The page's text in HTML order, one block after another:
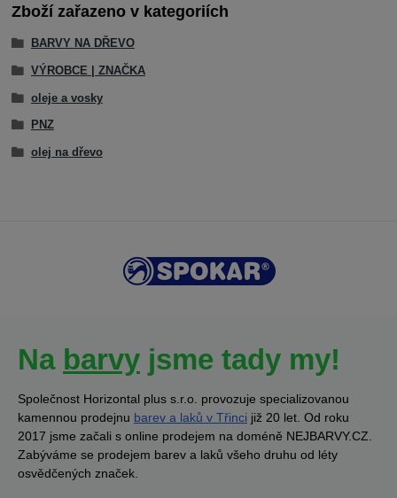
Zboží zařazeno v kategoriích
BARVY NA DŘEVO
VÝROBCE | ZNAČKA
oleje a vosky
PNZ
olej na dřevo
Na barvy jsme tady my!
Společnost Horizontal plus s.r.o. provozuje specializovanou
kamennou prodejnu barev a laků v Třinci již 20 let. Od roku
2017 jsme začali s online prodejem na doméně NEJBARVY.CZ.
Zabýváme se prodejem barev a laků všeho druhu od léty
osvědčených značek.